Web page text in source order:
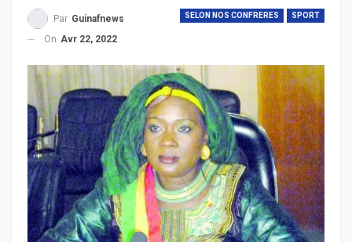
SELON NOS CONFRERES SPORT
Par Guinafnews
On Avr 22, 2022